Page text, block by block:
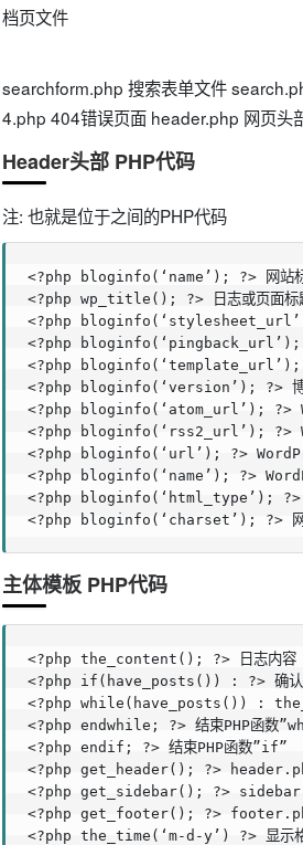
档页文件
searchform.php 搜索表单文件
4.php 404错误页面 header.php 网页头
Header头部 PHP代码
注: 也就是位于之间的PHP代码
<?php bloginfo(‘name’); ?> 网站
<?php wp_title(); ?> 日志或页面标
<?php bloginfo(‘stylesheet_url’);
<?php bloginfo(‘pingback_url’);
<?php bloginfo(‘template_url’);
<?php bloginfo(‘version’); ?> 博
<?php bloginfo(‘atom_url’); ?>
<?php bloginfo(‘rss2_url’); ?>
<?php bloginfo(‘url’); ?>
<?php bloginfo(‘name’); ?>
<?php bloginfo(‘html_type’); ?>
<?php bloginfo(‘charset’); ?> 网
主体模板 PHP代码
<?php the_content(); ?> 日志内容
<?php if(have_posts()) : ?> 确认
<?php while(have_posts()) :
<?php endwhile; ?> 结束PHP函数
<?php endif; ?> 结束PHP函数”if”
<?php get_header(); ?>
<?php get_sidebar(); ?>
<?php get_footer(); ?> footer.php
<?php the_time(‘m-d-y’) ?> 显示